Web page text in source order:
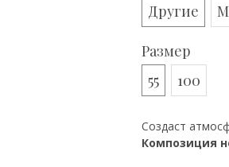
Другие
Размер
55
100
Создаст
Композиция